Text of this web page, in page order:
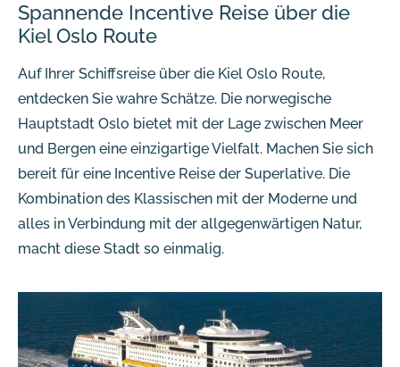
Spannende Incentive Reise über die
Kiel Oslo Route
Auf Ihrer Schiffsreise über die Kiel Oslo Route,
entdecken Sie wahre Schätze. Die norwegische
Hauptstadt Oslo bietet mit der Lage zwischen Meer
und Bergen eine einzigartige Vielfalt. Machen Sie sich
bereit für eine Incentive Reise der Superlative. Die
Kombination des Klassischen mit der Moderne und
alles in Verbindung mit der allgegenwärtigen Natur,
macht diese Stadt so einmalig.